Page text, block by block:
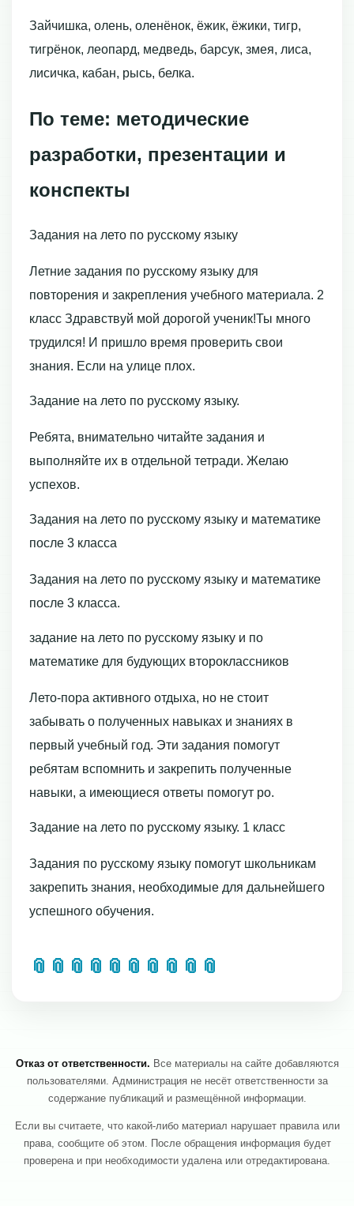
Зайчишка, олень, оленёнок, ёжик, ёжики, тигр,
тигрёнок, леопард, медведь, барсук, змея, лиса,
лисичка, кабан, рысь, белка.
По теме: методические
разработки, презентации и
конспекты
Задания на лето по русскому языку
Летние задания по русскому языку для
повторения и закрепления учебного материала. 2
класс Здравствуй мой дорогой ученик!Ты много
трудился! И пришло время проверить свои
знания. Если на улице плох.
Задание на лето по русскому языку.
Ребята, внимательно читайте задания и
выполняйте их в отдельной тетради. Желаю
успехов.
Задания на лето по русскому языку и математике
после 3 класса
Задания на лето по русскому языку и математике
после 3 класса.
задание на лето по русскому языку и по
математике для будующих второклассников
Лето-пора активного отдыха, но не стоит
забывать о полученных навыках и знаниях в
первый учебный год. Эти задания помогут
ребятам вспомнить и закрепить полученные
навыки, а имеющиеся ответы помогут ро.
Задание на лето по русскому языку. 1 класс
Задания по русскому языку помогут школьникам
закрепить знания, необходимые для дальнейшего
успешного обучения.
📎 📎 📎 📎 📎 📎 📎 📎 📎 📎
Отказ от ответственности. Все материалы на сайте добавляются
пользователями. Администрация не несёт ответственности за
содержание публикаций и размещённой информации.
Если вы считаете, что какой-либо материал нарушает правила или
права, сообщите об этом. После обращения информация будет
проверена и при необходимости удалена или отредактирована.